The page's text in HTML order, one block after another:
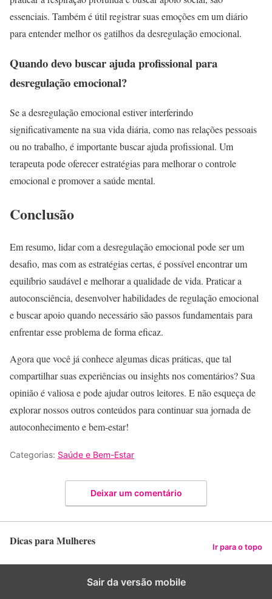
essenciais. Também é útil registrar suas emoções em um diário
para entender melhor os gatilhos da desregulação emocional.
Quando devo buscar ajuda profissional para
desregulação emocional?
Se a desregulação emocional estiver interferindo
significativamente na sua vida diária, como nas relações pessoais
ou no trabalho, é importante buscar ajuda profissional. Um
terapeuta pode oferecer estratégias para melhorar o controle
emocional e promover a saúde mental.
Conclusão
Em resumo, lidar com a desregulação emocional pode ser um
desafio, mas com as estratégias certas, é possível encontrar um
equilíbrio saudável e melhorar a qualidade de vida. Praticar a
autoconsciência, desenvolver habilidades de regulação emocional
e buscar apoio quando necessário são passos fundamentais para
enfrentar esse problema de forma eficaz.
Agora que você já conhece algumas dicas práticas, que tal
compartilhar suas experiências ou insights nos comentários? Sua
opinião é valiosa e pode ajudar outros leitores. E não esqueça de
explorar nossos outros conteúdos para continuar sua jornada de
autoconhecimento e bem-estar!
Categorias: Saúde e Bem-Estar
Deixar um comentário
Dicas para Mulheres Ir para o topo
Sair da versão mobile